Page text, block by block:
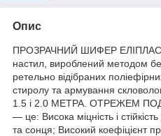
Опис
ПРОЗРАЧНИЙ ШИФЕР ЕЛІПЛАСТ
настил, вироблений методом
ретельно відібраних
стиролу та армування
1.5 і 2.0 МЕТРА. ОТРЕЖЕМ
— це: Висока міцність і
та сонця; Високий коефіцієнт